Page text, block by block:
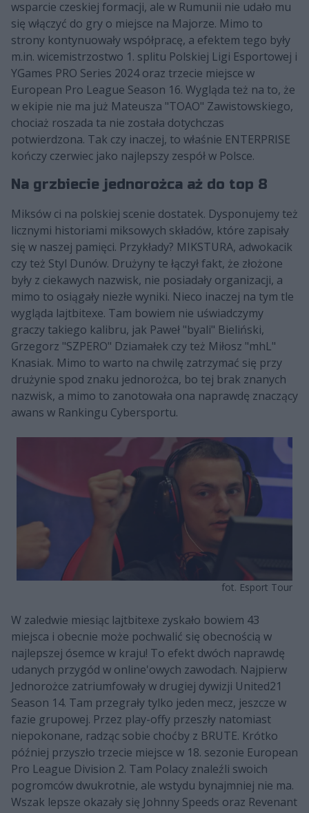
wsparcie czeskiej formacji, ale w Rumunii nie udało mu
się włączyć do gry o miejsce na Majorze. Mimo to
strony kontynuowały współpracę, a efektem tego były
m.in. wicemistrzostwo 1. splitu Polskiej Ligi Esportowej i
YGames PRO Series 2024 oraz trzecie miejsce w
European Pro League Season 16. Wygląda też na to, że
w ekipie nie ma już Mateusza "TOAO" Zawistowskiego,
chociaż roszada ta nie została dotychczas
potwierdzona. Tak czy inaczej, to właśnie ENTERPRISE
kończy czerwiec jako najlepszy zespół w Polsce.
Na grzbiecie jednorożca aż do top 8
Miksów ci na polskiej scenie dostatek. Dysponujemy też
licznymi historiami miksowych składów, które zapisały
się w naszej pamięci. Przykłady? MIKSTURA, adwokacik
czy też Styl Dunów. Drużyny te łączył fakt, że złożone
były z ciekawych nazwisk, nie posiadały organizacji, a
mimo to osiągały niezłe wyniki. Nieco inaczej na tym tle
wygląda lajtbitexe. Tam bowiem nie uświadczymy
graczy takiego kalibru, jak Paweł "byali" Bieliński,
Grzegorz "SZPERO" Dziamałek czy też Miłosz "mhL"
Knasiak. Mimo to warto na chwilę zatrzymać się przy
drużynie spod znaku jednorożca, bo tej brak znanych
nazwisk, a mimo to zanotowała ona naprawdę znaczący
awans w Rankingu Cybersportu.
fot. Esport Tour
W zaledwie miesiąc lajtbitexe zyskało bowiem 43
miejsca i obecnie może pochwalić się obecnością w
najlepszej ósemce w kraju! To efekt dwóch naprawdę
udanych przygód w online'owych zawodach. Najpierw
Jednorożce zatriumfowały w drugiej dywizji United21
Season 14. Tam przegrały tylko jeden mecz, jeszcze w
fazie grupowej. Przez play-offy przeszły natomiast
niepokonane, radząc sobie choćby z BRUTE. Krótko
później przyszło trzecie miejsce w 18. sezonie European
Pro League Division 2. Tam Polacy znaleźli swoich
pogromców dwukrotnie, ale wstydu bynajmniej nie ma.
Wszak lepsze okazały się Johnny Speeds oraz Revenant